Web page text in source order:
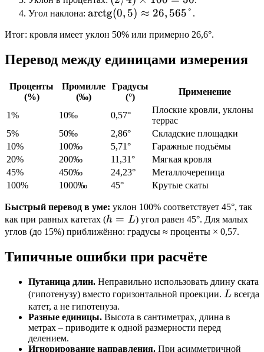
2
4)
100 =
Угол наклона: \text{arctg}
\approx
arctg(0, 5) ≈ 26, 565° .
Итог: кровля имеет уклон 50% или примерно 26,6°.
Перевод между единицами измерения
Проценты
(%)
Промилле
(‰)
Градусы
(°)
Применение
1% 10‰ 0,57°
Плоские кровли, уклоны
террас
5%
50‰ 2,86°
Складские площадки
10%
100‰ 5,71°
Гаражные подъёмы
20%
200‰ 11,31°
Мягкая кровля
45%
450‰ 24,23°
Металлочерепица
100%
1000‰ 45° Крутые скаты
Быстрый перевод в уме: уклон 100% соответствует 45°, так
как при равных катетах (h
=
h = L) угол равен 45°. Для малых
углов (до 15%) приближённо: градусы ≈ проценты × 0,57.
Типичные ошибки при расчёте
Путаница длин. Неправильно использовать длину ската
(гипотенузу) вместо горизонтальной проекции. L
L всегда
катет, а не гипотенуза.
Разные единицы. Высота в сантиметрах, длина в
метрах – приводите к одной размерности перед
делением.
Игнорирование направления. При асимметричной